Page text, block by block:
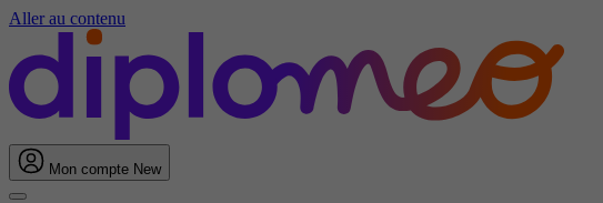
Aller au contenu
Mon compte New